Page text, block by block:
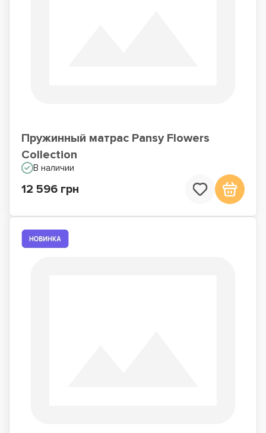
Пружинный матрас Pansy Flowers
Collection
В наличии
12 596 грн